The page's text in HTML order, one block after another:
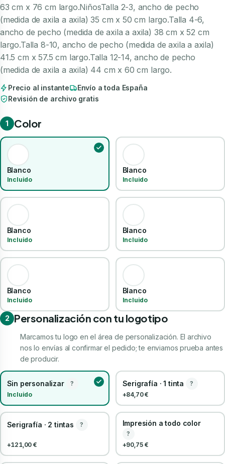
63 cm x 76 cm largo.NiñosTalla 2-3, ancho de pecho
(medida de axila a axila) 35 cm x 50 cm largo.Talla 4-6,
ancho de pecho (medida de axila a axila) 38 cm x 52 cm
largo.Talla 8-10, ancho de pecho (medida de axila a axila)
41.5 cm x 57.5 cm largo.Talla 12-14, ancho de pecho
(medida de axila a axila) 44 cm x 60 cm largo.
Precio al instante
Envío a toda España
Revisión de archivo gratis
1 Color
Blanco
Incluido
Blanco
Incluido
Blanco
Incluido
Blanco
Incluido
Blanco
Incluido
Blanco
Incluido
2 Personalización con tu logotipo
Marcamos tu logo en el área de personalización. El archivo
nos lo envías al confirmar el pedido; te enviamos prueba antes
de producir.
Sin personalizar
?
Incluido
Serigrafía · 1 tinta
?
+84,70 €
Serigrafía · 2 tintas ?
+121,00 €
Impresión a todo color
?
+90,75 €